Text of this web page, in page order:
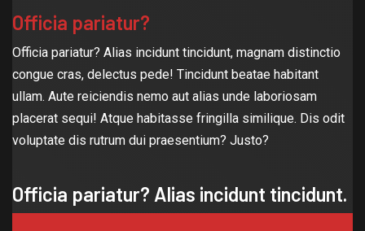
Officia pariatur?
Officia pariatur? Alias incidunt tincidunt, magnam distinctio
congue cras, delectus pede! Tincidunt beatae habitant
ullam. Aute reiciendis nemo aut alias unde laboriosam
placerat sequi! Atque habitasse fringilla similique. Dis odit
voluptate dis rutrum dui praesentium? Justo?
Officia pariatur? Alias incidunt tincidunt.